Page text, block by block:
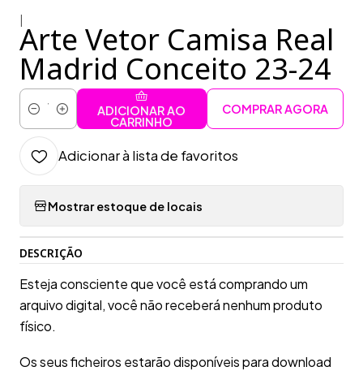
Arte Vetor Camisa Real
Madrid Conceito 23-24
Quantidade
ADICIONAR AO
CARRINHO
COMPRAR AGORA
Adicionar à lista de favoritos
Mostrar estoque de locais
DESCRIÇÃO
Esteja consciente que você está comprando um
arquivo digital, você não receberá nenhum produto
físico.
Os seus ficheiros estarão disponíveis para download